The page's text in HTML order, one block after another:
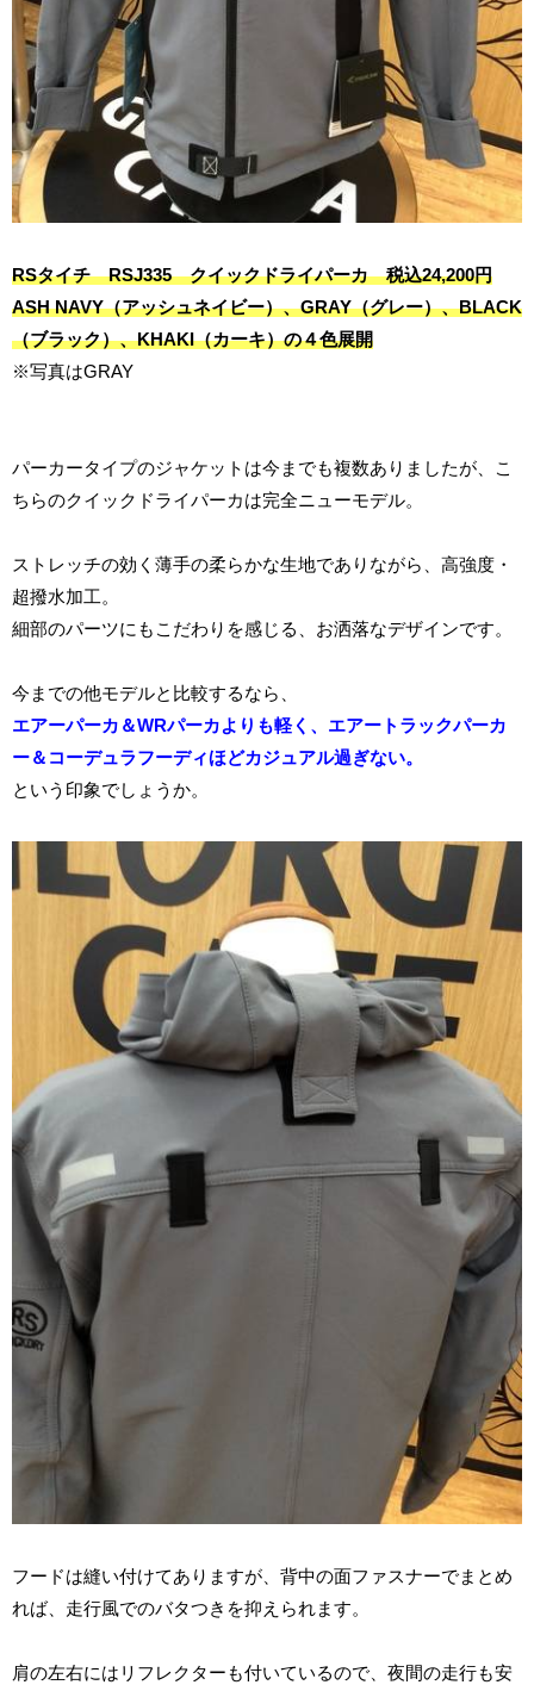
RSタイチ RSJ335 クイックドライパーカ 税込24,200円
ASH NAVY（アッシュネイビー）、GRAY（グレー）、BLACK
（ブラック）、KHAKI（カーキ）の４色展開
※写真はGRAY
パーカータイプのジャケットは今までも複数ありましたが、こ
ちらのクイックドライパーカは完全ニューモデル。
ストレッチの効く薄手の柔らかな生地でありながら、高強度・
超撥水加工。
細部のパーツにもこだわりを感じる、お洒落なデザインです。
今までの他モデルと比較するなら、
エアーパーカ＆WRパーカよりも軽く、エアートラックパーカ
ー＆コーデュラフーディほどカジュアル過ぎない。
という印象でしょうか。
フードは縫い付けてありますが、背中の面ファスナーでまとめ
れば、走行風でのバタつきを抑えられます。
肩の左右にはリフレクターも付いているので、夜間の走行も安